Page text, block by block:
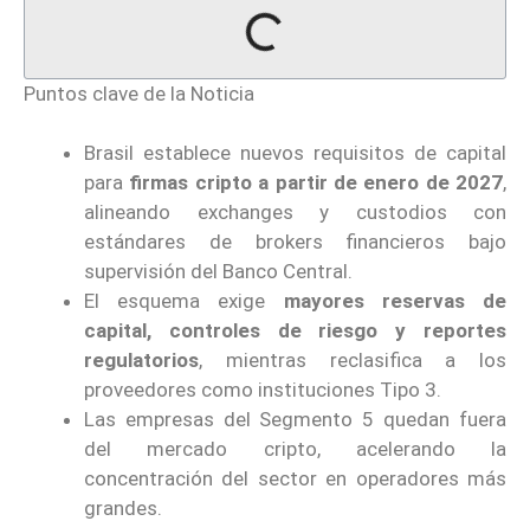
Puntos clave de la Noticia
Brasil establece nuevos requisitos de capital
para firmas cripto a partir de enero de 2027,
alineando exchanges y custodios con
estándares de brokers financieros bajo
supervisión del Banco Central.
El esquema exige mayores reservas de
capital, controles de riesgo y reportes
regulatorios, mientras reclasifica a los
proveedores como instituciones Tipo 3.
Las empresas del Segmento 5 quedan fuera
del mercado cripto, acelerando la
concentración del sector en operadores más
grandes.